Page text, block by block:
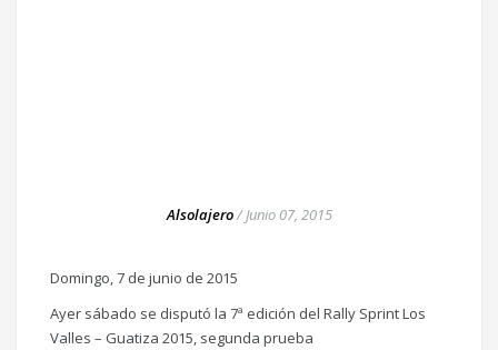
Alsolajero/Junio 07, 2015
Domingo, 7 de junio de 2015
Ayer sábado se disputó la 7ª edición del Rally Sprint Los
Valles – Guatiza 2015, segunda prueba